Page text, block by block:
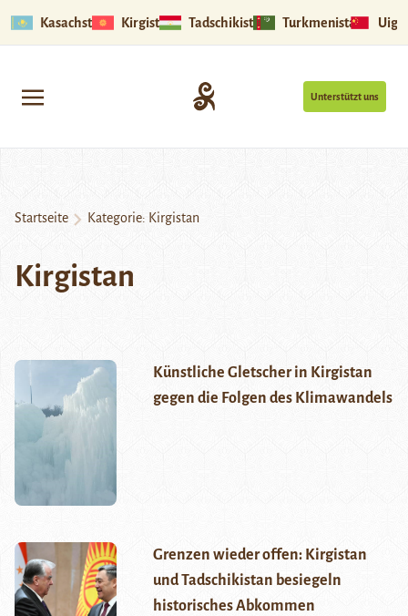
Kasachstan Kirgistan Tadschikistan Turkmenistan
Unterstützt uns
Startseite Kategorie: Kirgistan
Kirgistan
Künstliche Gletscher in Kirgistan
gegen die Folgen des Klimawandels
Grenzen wieder offen: Kirgistan
und Tadschikistan besiegeln
historisches Abkommen